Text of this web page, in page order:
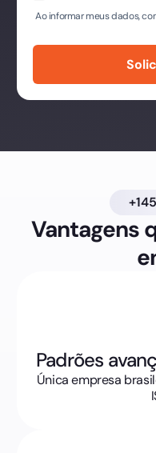
Ao informar meus dados,
Vantagens
Padrões
Única empresa